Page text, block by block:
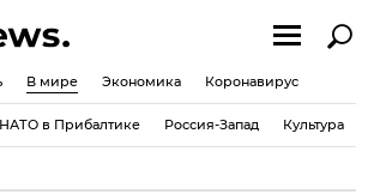
В мире Экономика Коронавирус
НАТО в Прибалтике Россия-Запад Культура